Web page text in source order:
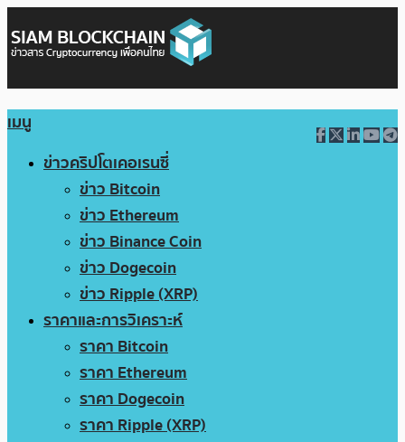
เมนู
ข่าวคริปโตเคอเรนซี่
ข่าว Bitcoin
ข่าว Ethereum
ข่าว Binance Coin
ข่าว Dogecoin
ข่าว Ripple (XRP)
ราคาและการวิเคราะห์
ราคา Bitcoin
ราคา Ethereum
ราคา Dogecoin
ราคา Ripple (XRP)